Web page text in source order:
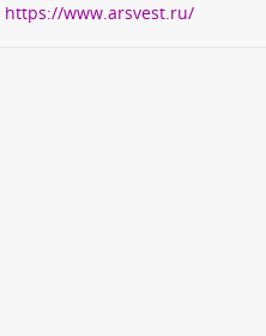
https://www.arsvest.ru/